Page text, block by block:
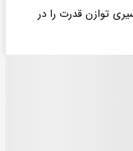
توازن قدرت را در